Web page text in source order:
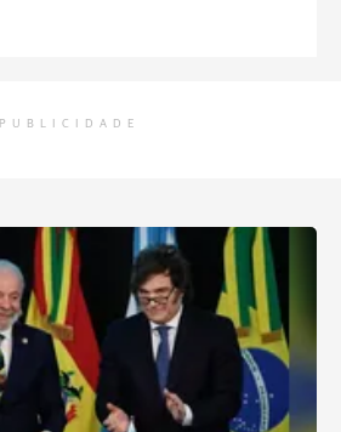
PUBLICIDADE